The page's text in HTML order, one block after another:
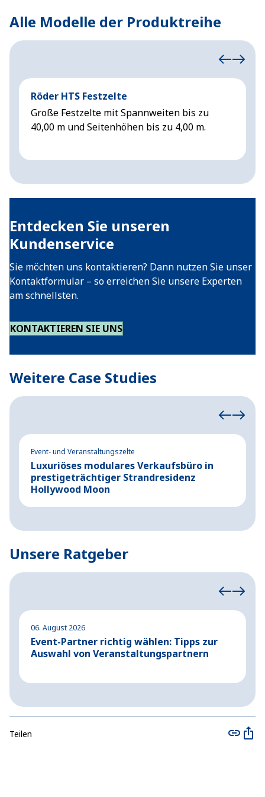
Alle Modelle der Produktreihe
Röder HTS Festzelte
Große Festzelte mit Spannweiten bis zu
40,00 m und Seitenhöhen bis zu 4,00 m.
Entdecken Sie unseren
Kundenservice
Sie möchten uns kontaktieren? Dann nutzen Sie unser
Kontaktformular – so erreichen Sie unsere Experten
am schnellsten.
KONTAKTIEREN SIE UNS
Weitere Case Studies
Event- und Veranstaltungszelte
Luxuriöses modulares Verkaufsbüro in
prestigeträchtiger Strandresidenz
Hollywood Moon
Unsere Ratgeber
06. August 2026
Event-Partner richtig wählen: Tipps zur
Auswahl von Veranstaltungspartnern
Teilen